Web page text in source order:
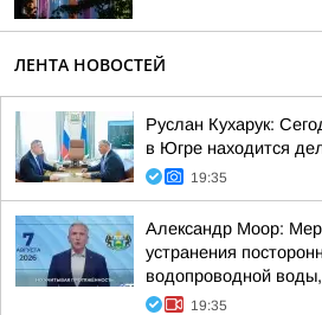
ЛЕНТА НОВОСТЕЙ
Руслан Кухарук:
в Югре находится
19:35
Александр Моор:
устранения
водопроводной
19:35